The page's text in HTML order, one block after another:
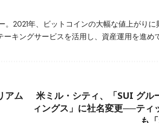
2021年、ビットコインの大幅な値上がり
キングサービスを活用し、資産運用を進め
アム
米ミル・シティ、「SUI グル
ィングス」に社名変更──ティ
も